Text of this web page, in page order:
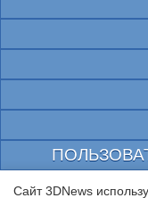
Сайт 3DNews